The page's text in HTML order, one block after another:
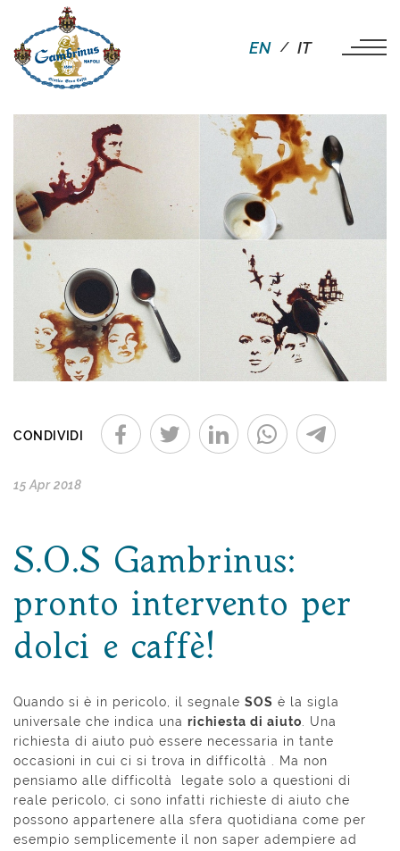
EN IT
CONDIVIDI
15 Apr 2018
S.O.S Gambrinus:
pronto intervento per
dolci e caffè!
Quando si è in pericolo, il segnale SOS è la sigla
universale che indica una richiesta di aiuto . Una
richiesta di aiuto può essere necessaria in tante
occasioni in cui ci si trova in difficoltà . Ma non
pensiamo alle difficoltà legate solo a questioni di
reale pericolo, ci sono infatti richieste di aiuto che
possono appartenere alla sfera quotidiana come per
esempio semplicemente il non saper adempiere ad